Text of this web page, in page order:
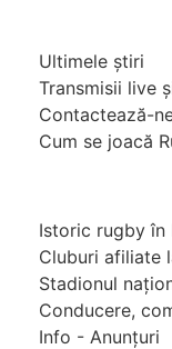
Ultimele știri
Transmisii live
Contactează-
Cum se joacă
Istoric rugby în
Cluburi afiliate
Stadionul
Conducere,
Info - Anunțuri